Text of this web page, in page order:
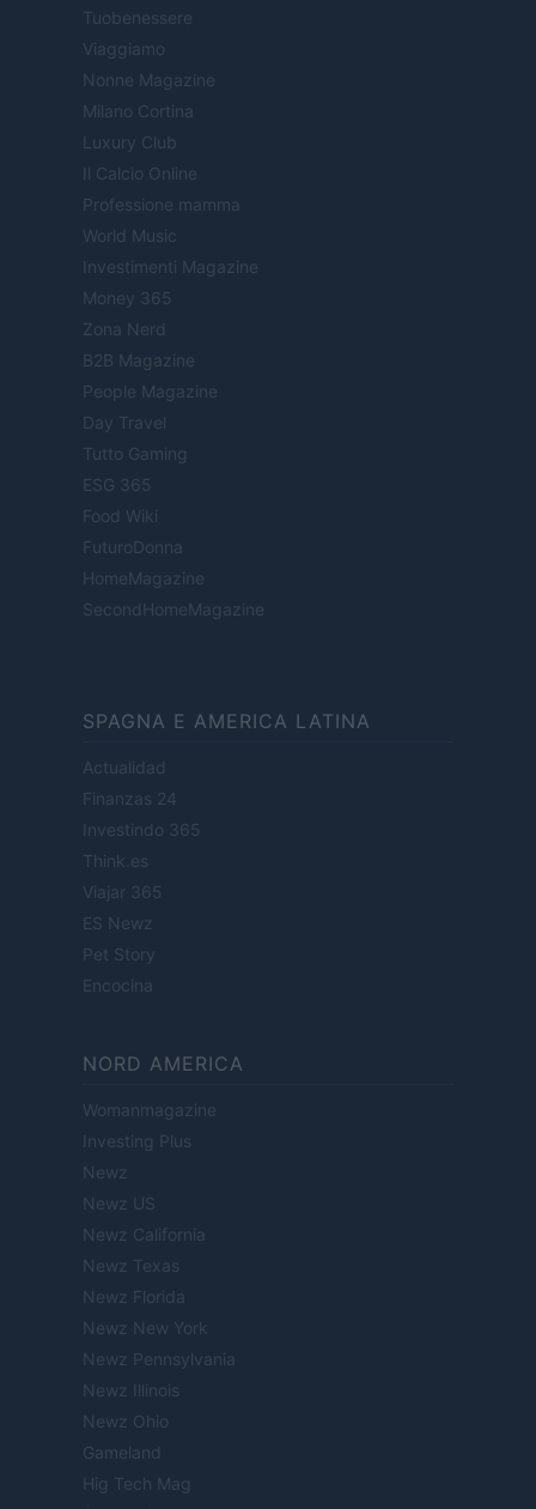
Tuobenessere
Viaggiamo
Nonne Magazine
Milano Cortina
Luxury Club
Il Calcio Online
Professione mamma
World Music
Investimenti Magazine
Money 365
Zona Nerd
B2B Magazine
People Magazine
Day Travel
Tutto Gaming
ESG 365
Food Wiki
FuturoDonna
HomeMagazine
SecondHomeMagazine
SPAGNA E AMERICA LATINA
Actualidad
Finanzas 24
Investindo 365
Think.es
Viajar 365
ES Newz
Pet Story
Encocina
NORD AMERICA
Womanmagazine
Investing Plus
Newz
Newz US
Newz California
Newz Texas
Newz Florida
Newz New York
Newz Pennsylvania
Newz Illinois
Newz Ohio
Gameland
Hig Tech Mag